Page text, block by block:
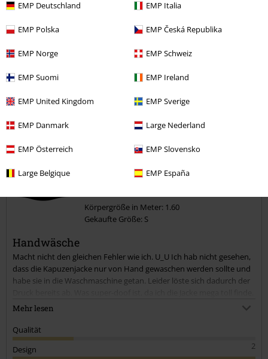
EMP Deutschland EMP Italia
EMP Polska EMP Česká Republika
EMP Norge EMP Schweiz
EMP Suomi EMP Ireland
EMP United Kingdom EMP Sverige
EMP Danmark Large Nederland
EMP Österreich EMP Slovensko
Large Belgique EMP España
War diese Bewertung hilfreich für dich?
Kommentar jetzt abschicken!
9 Bewertungen
Körpergröße in Meter: 1.60
Gekaufte Größe: S
Handwäsche
Macht nicht den gleichen Fehler wie ich. U_U Ich hab nicht gesehen,
dass die Kapuzenjacke nur von Hand gewaschen werden sollte und
habe sie in die Waschmaschine getan. Leider löste sich dadurch der
Für diesen Preis echt schade, dass der Druck nicht maschinenfest
das, weshalb ich zufrieden bin.
Mehr lesen
Qualität
2
Design